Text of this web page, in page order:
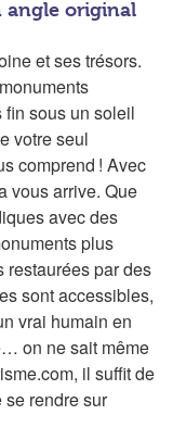
angle original
et ses trésors.
fin sous un soleil
votre seul
comprend ! Avec
vous arrive. Que
avec des
plus
restaurées par des
sont accessibles,
vrai humain en
on ne sait même
il suffit de
rendre sur